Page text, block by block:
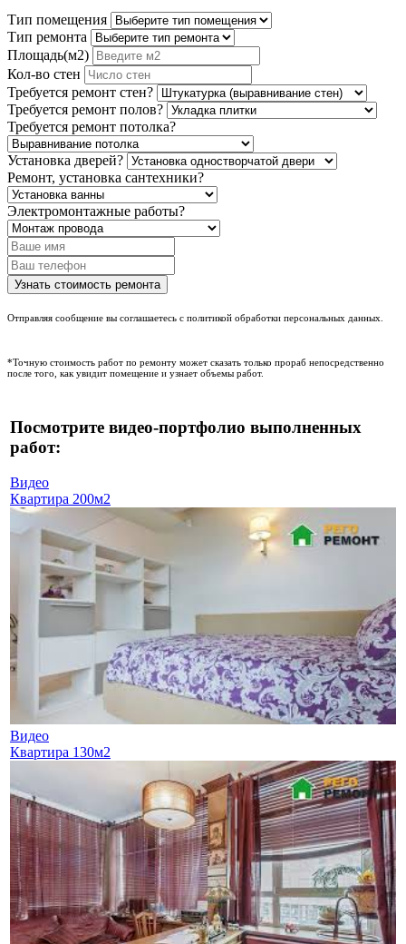
Тип помещения
Тип ремонта
Площадь(м2)
Кол-во стен
Требуется ремонт стен?
Требуется ремонт полов?
Требуется ремонт потолка?
Установка дверей?
Ремонт, установка сантехники?
Электромонтажные работы?
Отправляя сообщение вы соглашаетесь с политикой обработки персональных данных.
*Точную стоимость работ по ремонту может сказать только прораб непосредственно
после того, как увидит помещение и узнает объемы работ.
Посмотрите видео-портфолио выполненных
работ:
Видео
Квартира 200м2
Видео
Квартира 130м2